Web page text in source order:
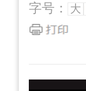
字号：
大